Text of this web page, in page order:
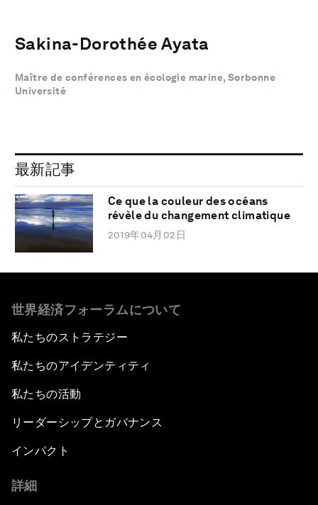
Sakina-Dorothée Ayata
Maître de conférences en écologie marine, Sorbonne
Université
最新記事
Ce que la couleur des océans
révèle du changement climatique
2019年04月02日
世界経済フォーラムについて
私たちのストラテジー
私たちのアイデンティティ
私たちの活動
リーダーシップとガバナンス
インパクト
詳細